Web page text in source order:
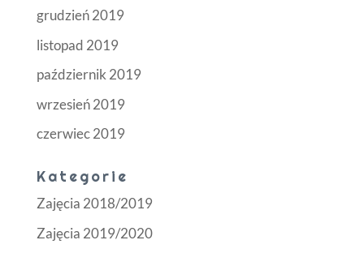
grudzień 2019
listopad 2019
październik 2019
wrzesień 2019
czerwiec 2019
Kategorie
Zajęcia 2018/2019
Zajęcia 2019/2020